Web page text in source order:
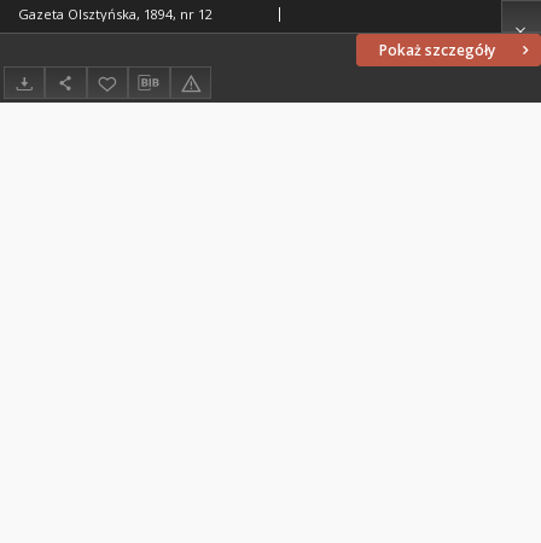
Pokaż szczegóły
Gazeta Olsztyńska, 1894, nr 12